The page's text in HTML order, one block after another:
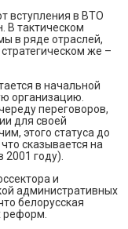
вступления в ВТО
В тактическом
в ряде отраслей,
же –
в начальной
организацию.
переговоров,
для своей
этого статуса до
сказывается на
году).
и
административных
белорусская
реформ.